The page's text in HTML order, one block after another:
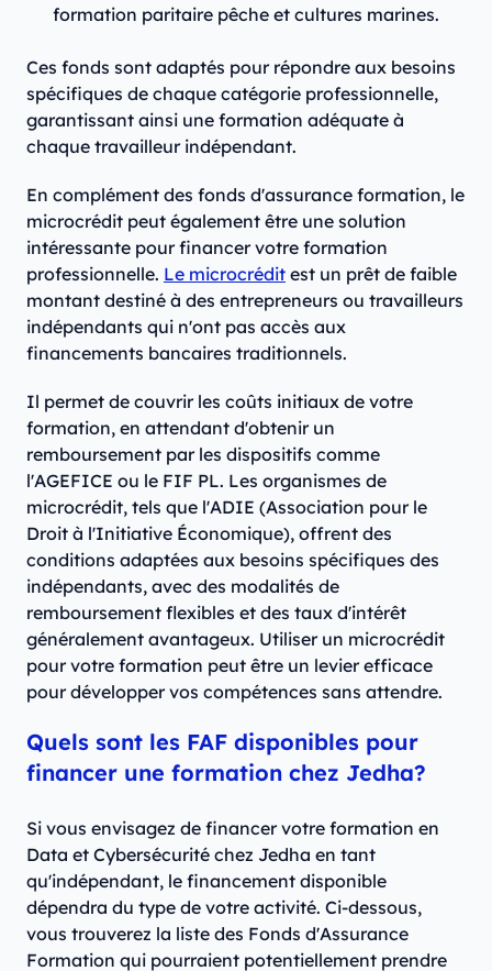
formation paritaire pêche et cultures marines.
Ces fonds sont adaptés pour répondre aux besoins
spécifiques de chaque catégorie professionnelle,
garantissant ainsi une formation adéquate à
chaque travailleur indépendant.
En complément des fonds d'assurance formation, le
microcrédit peut également être une solution
intéressante pour financer votre formation
professionnelle. Le microcrédit est un prêt de faible
montant destiné à des entrepreneurs ou travailleurs
indépendants qui n'ont pas accès aux
financements bancaires traditionnels.
Il permet de couvrir les coûts initiaux de votre
formation, en attendant d'obtenir un
remboursement par les dispositifs comme
l'AGEFICE ou le FIF PL. Les organismes de
microcrédit, tels que l'ADIE (Association pour le
Droit à l'Initiative Économique), offrent des
conditions adaptées aux besoins spécifiques des
indépendants, avec des modalités de
remboursement flexibles et des taux d'intérêt
généralement avantageux. Utiliser un microcrédit
pour votre formation peut être un levier efficace
pour développer vos compétences sans attendre.
Quels sont les FAF disponibles pour
financer une formation chez Jedha?
Si vous envisagez de financer votre formation en
Data et Cybersécurité chez Jedha en tant
qu'indépendant, le financement disponible
dépendra du type de votre activité. Ci-dessous,
vous trouverez la liste des Fonds d'Assurance
Formation qui pourraient potentiellement prendre